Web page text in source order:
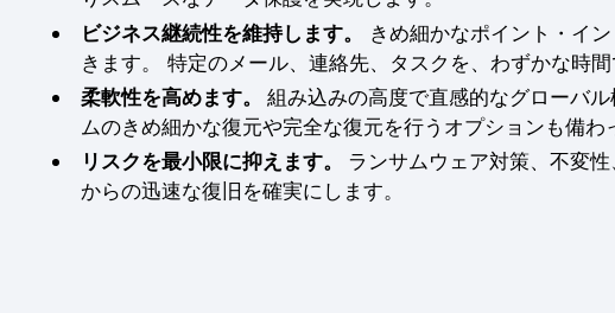
ビジネス継続性を維持します。
きめ細かなポイント・イ
きます。 特定のメール、連絡先、タスクを、わずかな時間
柔軟性を高めます。 組み込みの高度で直感的なグローバ
ムのきめ細かな復元や完全な復元を行うオプションも備わ
リスクを最小限に抑えます。 ランサムウェア対策、不変
からの迅速な復旧を確実にします。